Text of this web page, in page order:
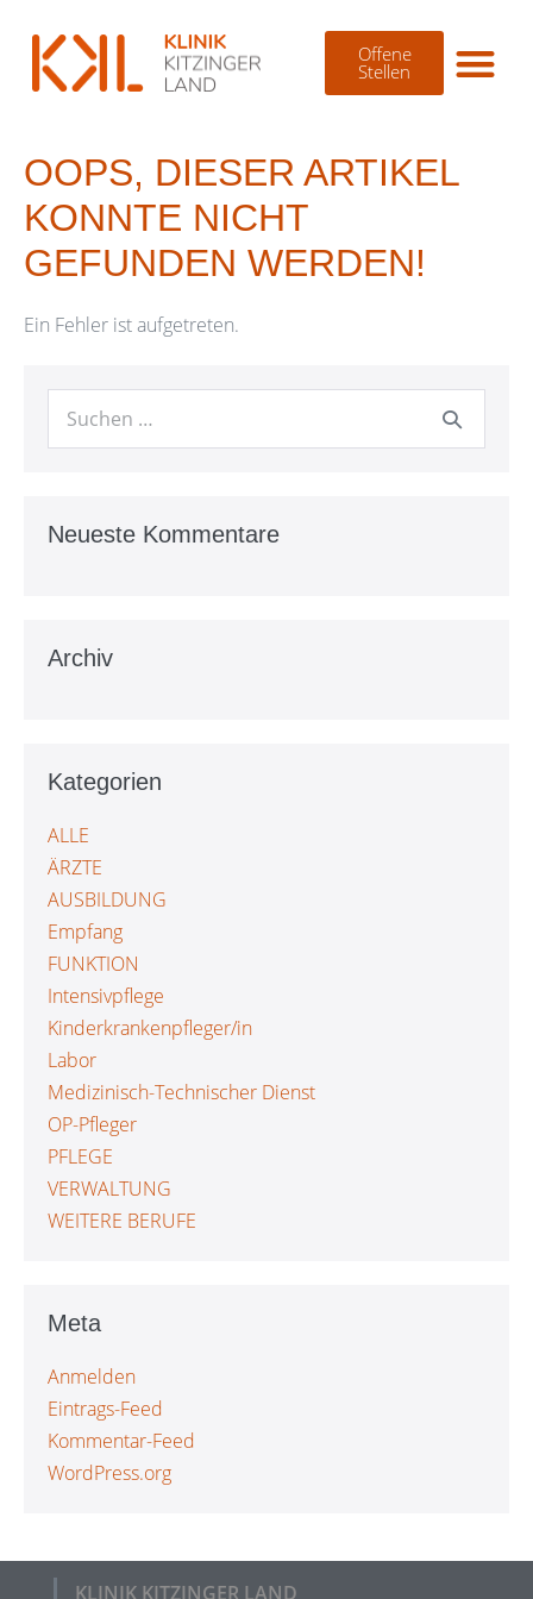
Offene
Stellen
OOPS, DIESER ARTIKEL
KONNTE NICHT
GEFUNDEN WERDEN!
Ein Fehler ist aufgetreten.
Neueste Kommentare
Archiv
Kategorien
ALLE
ÄRZTE
AUSBILDUNG
Empfang
FUNKTION
Intensivpflege
Kinderkrankenpfleger/in
Labor
Medizinisch-Technischer Dienst
OP-Pfleger
PFLEGE
VERWALTUNG
WEITERE BERUFE
Meta
Anmelden
Eintrags-Feed
Kommentar-Feed
WordPress.org
KLINIK KITZINGER LAND